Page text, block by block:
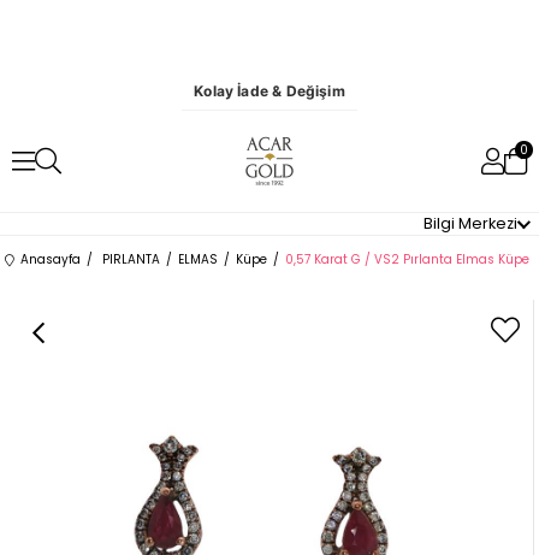
Kolay İade & Değişim
0
Bilgi Merkezi
Anasayfa PIRLANTA ELMAS Küpe 0,57 Karat G / VS2 Pırlanta Elmas Küpe